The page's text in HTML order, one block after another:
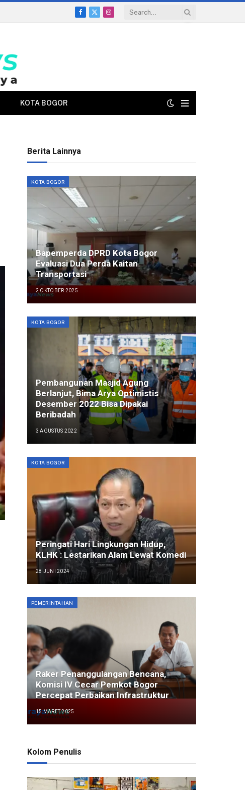
Facebook
X
Instagram
KOTA BOGOR
Berita Lainnya
KOTA BOGOR
Bapemperda DPRD Kota Bogor
Evaluasi Dua Perda Kaitan
Transportasi
2 OKTOBER 2025
KOTA BOGOR
Pembangunan Masjid Agung
Berlanjut, Bima Arya Optimistis
Desember 2022 Bisa Dipakai
Beribadah
3 AGUSTUS 2022
KOTA BOGOR
Peringati Hari Lingkungan Hidup,
KLHK : Lestarikan Alam Lewat Komedi
28 JUNI 2024
PEMERINTAHAN
Raker Penanggulangan Bencana,
Komisi IV Cecar Pemkot Bogor
Percepat Perbaikan Infrastruktur
15 MARET 2025
Kolom Penulis